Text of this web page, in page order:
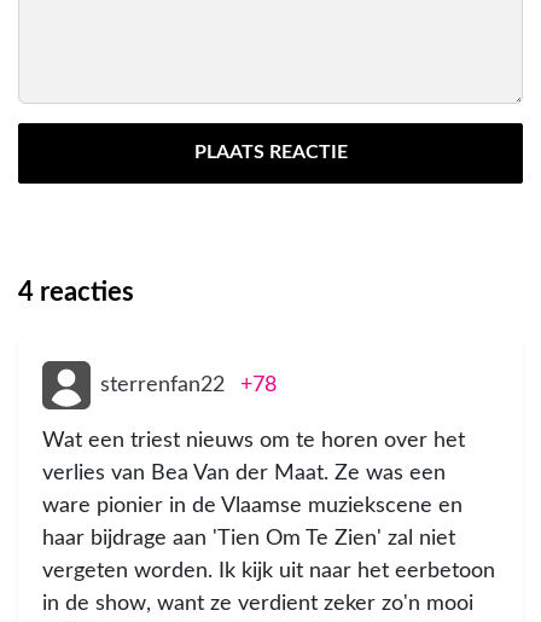
PLAATS REACTIE
4 reacties
sterrenfan22 +78
Wat een triest nieuws om te horen over het
verlies van Bea Van der Maat. Ze was een
ware pionier in de Vlaamse muziekscene en
haar bijdrage aan 'Tien Om Te Zien' zal niet
vergeten worden. Ik kijk uit naar het eerbetoon
in de show, want ze verdient zeker zo'n mooi